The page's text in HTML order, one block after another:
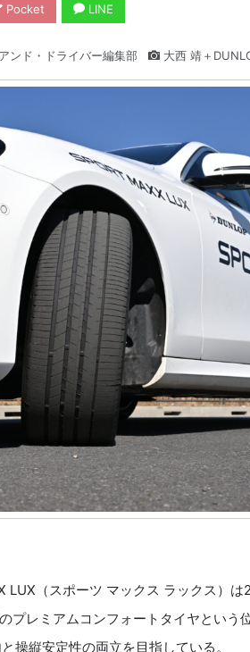
Pocket LINE
ンド・ドライバー編集部 大西 靖＋
（スポーツ マックス ラックス）
プレミアムコンフォートタイヤという
操縦安定性の両立を目指している。